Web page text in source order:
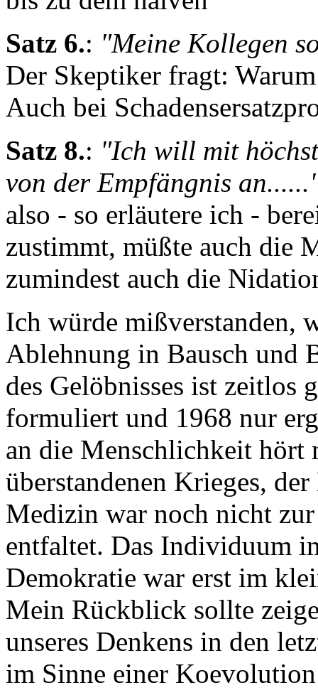
Satz 6.: "Meine Kollegen
Der Skeptiker fragt:
Auch bei
Satz 8.: "Ich will mit
von der Empfängnis
also - so erläutere ich -
zustimmt, müßte auch die
zumindest auch die
Ich würde mißverstanden,
Ablehnung in Bausch und
des Gelöbnisses ist zeitlos
formuliert und 1968 nur
an die Menschlichkeit hört
überstandenen Krieges,
Medizin war noch nicht
entfaltet. Das Individuum
Demokratie war erst im
Mein Rückblick sollte
unseres Denkens in den
im Sinne einer